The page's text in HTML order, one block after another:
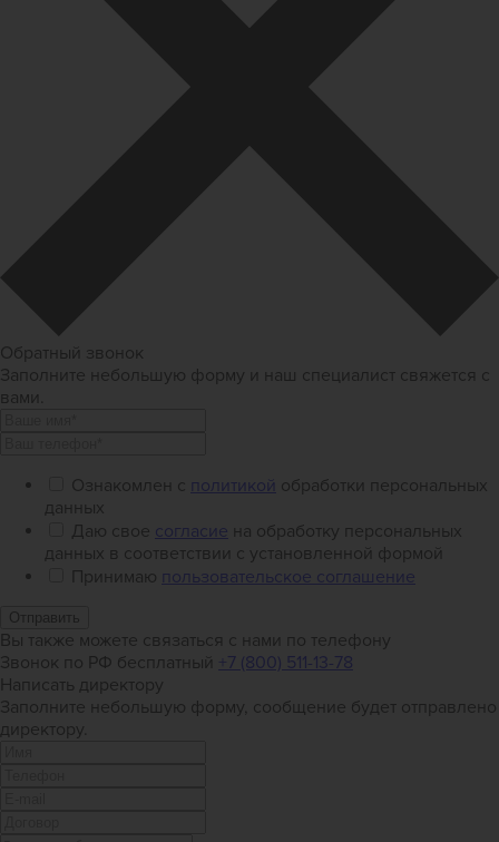
Обратный звонок
Заполните небольшую форму и наш специалист свяжется с
вами.
Ознакомлен с политикой обработки персональных
данных
Даю свое согласие на обработку персональных
данных в соответствии с установленной формой
Принимаю пользовательское соглашение
Отправить
Вы также можете связаться с нами по телефону
Звонок по РФ бесплатный +7 (800) 511-13-78
Написать директору
Заполните небольшую форму, сообщение будет отправлено
директору.